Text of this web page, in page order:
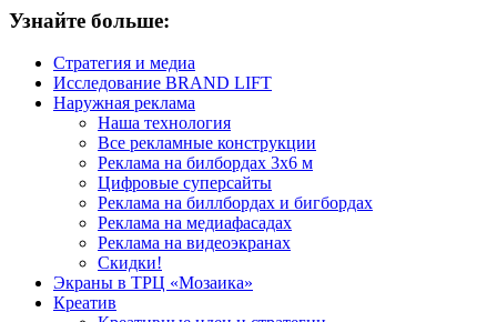
Узнайте больше:
Стратегия и медиа
Исследование BRAND LIFT
Наружная реклама
Наша технология
Все рекламные конструкции
Реклама на билбордах 3х6 м
Цифровые суперсайты
Реклама на биллбордах и бигбордах
Реклама на медиафасадах
Реклама на видеоэкранах
Скидки!
Экраны в ТРЦ «Мозаика»
Креатив